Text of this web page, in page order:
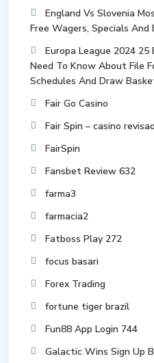
England Vs Slovenia
Free Wagers, Specials And
Europa League 2024 25
Need To Know About File
Schedules And Draw
Fair Go Casino
Fair Spin – casino revisao
FairSpin
Fansbet Review 632
farma3
farmacia2
Fatboss Play 272
focus basari
Forex Trading
fortune tiger brazil
Fun88 App Login 744
Galactic Wins Sign Up